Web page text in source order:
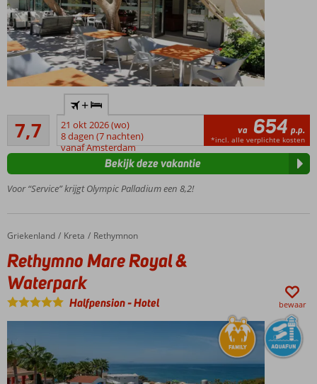
Rethymnon
Dicht bij
centrum
strand
wifi
7,7
Goed
10
beoordelingen
+
21 okt 2026 (wo)
8 dagen (7 nachten)
vanaf Amsterdam
va 654 p.p.
*incl. alle verplichte kosten
Voor “Service” krijgt Olympic Palladium een 8,2!
Bekijk deze vakantie
Home
Griekenland Kreta Rethymnon
Rethymno Mare Royal & Waterpark
Rethymno Mare Royal &
Waterpark
Halfpension-Hotel bewaar